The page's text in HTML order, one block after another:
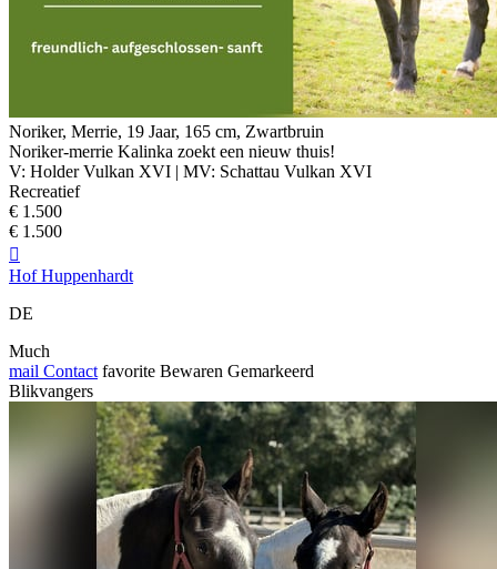
Noriker, Merrie, 19 Jaar, 165 cm, Zwartbruin
Noriker-merrie Kalinka zoekt een nieuw thuis!
V: Holder Vulkan XVI | MV: Schattau Vulkan XVI
Recreatief
€ 1.500
€ 1.500

Hof Huppenhardt
DE
Much
mail Contact favorite Bewaren Gemarkeerd
Blikvangers